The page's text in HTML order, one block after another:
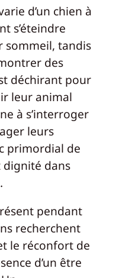
d’un chien à
s’éteindre
sommeil, tandis
des
déchirant pour
leur animal
à s’interroger
leurs
primordial de
dans
pendant
recherchent
le réconfort de
d’un être